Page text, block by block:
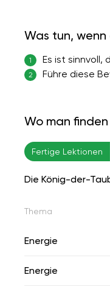
Was tun,
1 Es ist sinnvoll,
2 Führe diese
Wo man
Fertige Lektionen
Die König-der-
Thema
Energie
Energie